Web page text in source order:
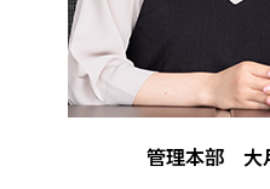
管理本部 大